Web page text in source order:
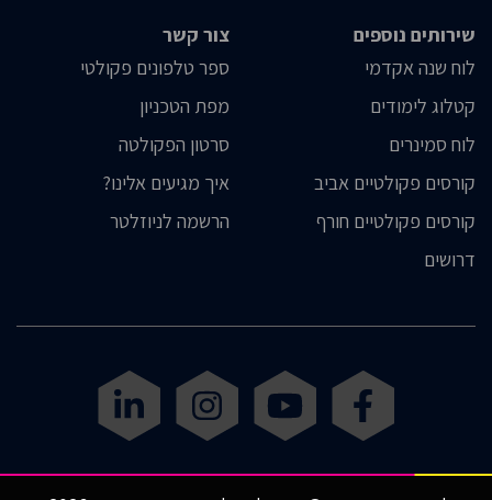
שירותים נוספים
לוח שנה אקדמי
קטלוג לימודים
לוח סמינרים
קורסים פקולטיים אביב
קורסים פקולטיים חורף
דרושים
צור קשר
ספר טלפונים פקולטי
מפת הטכניון
סרטון הפקולטה
איך מגיעים אלינו?
הרשמה לניוזלטר